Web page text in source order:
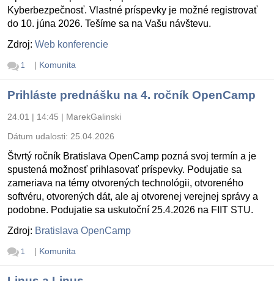
Kyberbezpečnosť. Vlastné príspevky je možné registrovať
do 10. júna 2026. Tešíme sa na Vašu návštevu.
Zdroj: Web konferencie
1 | Komunita
Prihláste prednášku na 4. ročník OpenCamp
24.01 | 14:45 | MarekGalinski
Dátum udalosti: 25.04.2026
Štvrtý ročník Bratislava OpenCamp pozná svoj termín a je
spustená možnosť prihlasovať príspevky. Podujatie sa
zameriava na témy otvorených technológii, otvoreného
softvéru, otvorených dát, ale aj otvorenej verejnej správy a
podobne. Podujatie sa uskutoční 25.4.2026 na FIIT STU.
Zdroj: Bratislava OpenCamp
1 | Komunita